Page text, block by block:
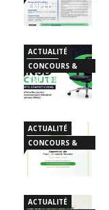
EMPLOI
ACTUALITÉ
CONCOURS &
EMPLOI
ACTUALITÉ
CONCOURS &
EMPLOI
ACTUALITÉ